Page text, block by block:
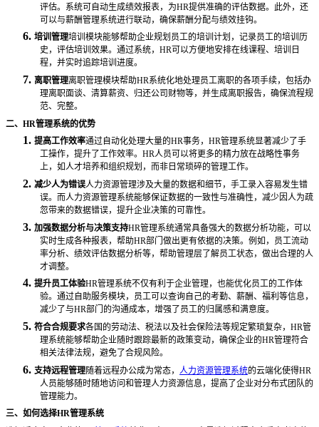
评估。系统可自动生成绩效报表，为HR提供准确的评估数据。此外，还
可以与薪酬管理系统进行联动，确保薪酬分配与绩效挂钩。
6. 培训管理培训模块能够帮助企业规划员工的培训计划，记录员工的培训历
史，评估培训效果。通过系统， HR可以方便地安排在线课程、培训日
程，并实时追踪培训进度。
7. 离职管理离职管理模块帮助HR系统化地处理员工离职的各项手续，包括办
理离职面谈、清算薪资、归还公司财物等，并生成离职报告，确保流程规
范、完整。
二、 HR管理系统的优势
1. 提高工作效率通过自动化处理大量的HR事务，HR管理系统显著减少了手
工操作，提升了工作效率。HR人员可以将更多的精力放在战略性事务
上，如人才培养和组织规划，而非日常琐碎的管理工作。
2. 减少人为错误人力资源管理涉及大量的数据和细节，手工录入容易发生错
误。而人力资源管理系统能够保证数据的一致性与准确性，减少因人为疏
忽带来的数据错误，提升企业决策的可靠性。
3. 加强数据分析与决策支持HR管理系统通常具备强大的数据分析功能，可以
实时生成各种报表，帮助HR部门做出更有依据的决策。例如，员工流动
率分析、绩效评估数据分析等，帮助管理层了解员工状态，做出合理的人
才调整。
4. 提升员工体验HR管理系统不仅有利于企业管理，也能优化员工的工作体
验。通过自助服务模块，员工可以查询自己的考勤、薪酬、福利等信息，
减少了与HR部门的沟通成本，增强了员工的归属感和满意度。
5. 符合合规要求各国的劳动法、税法以及社会保险法等规定繁琐复杂， HR管
理系统能够帮助企业随时跟踪最新的政策变动，确保企业的HR管理符合
相关法律法规，避免了合规风险。
6. 支持远程管理随着远程办公成为常态， 人力资源管理系统的云端化使得HR
人员能够随时随地访问和管理人力资源信息，提高了企业对分布式团队的
管理能力。
三、如何选择HR管理系统